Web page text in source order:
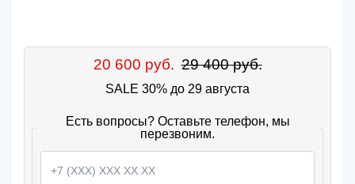
20 600 руб. 29 400 руб.
SALE 30% до 29 августа
Есть вопросы? Оставьте телефон, мы
перезвоним.